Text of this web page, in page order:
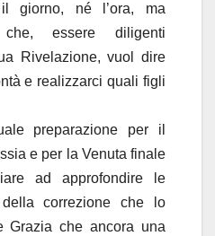
giorno, né l’ora, ma
essere diligenti
Rivelazione, vuol dire
e realizzarci quali figli
preparazione per il
e per la Venuta finale
ad approfondire le
correzione che lo
Grazia che ancora una